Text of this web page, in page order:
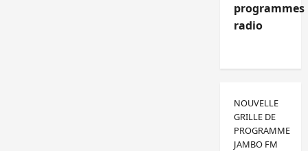
programmes
radio
NOUVELLE
GRILLE DE
PROGRAMME
JAMBO FM